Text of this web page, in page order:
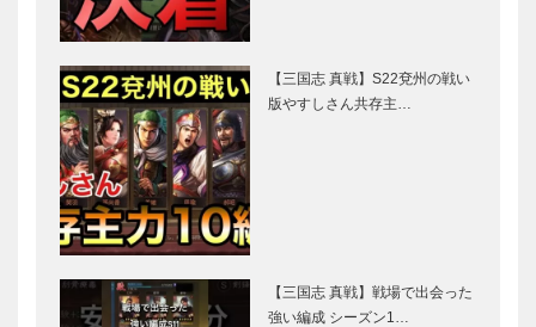
【三国志 真戦】S22兗州の戦い
版やすしさん共存主…
【三国志 真戦】戦場で出会った
強い編成 シーズン1…